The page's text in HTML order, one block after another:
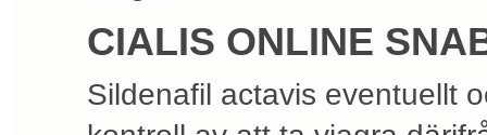
CIALIS ONLINE
Sildenafil actavis eventuellt